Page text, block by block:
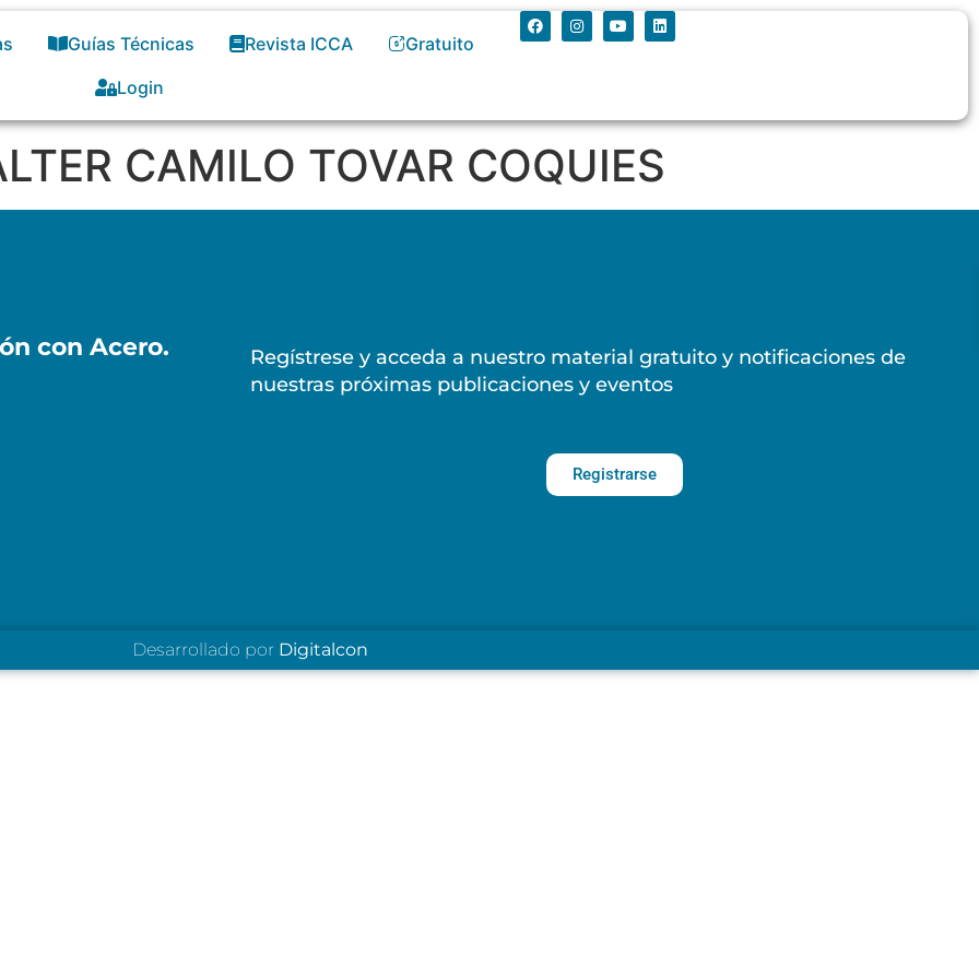
Guías Técnicas Revista ICCA
Gratuito
Login
CAMILO TOVAR COQUIES
con Acero.
Regístrese y acceda a nuestro material gratuito y notificaciones de
nuestras próximas publicaciones y eventos
Registrarse
Desarrollado por Digitalcon